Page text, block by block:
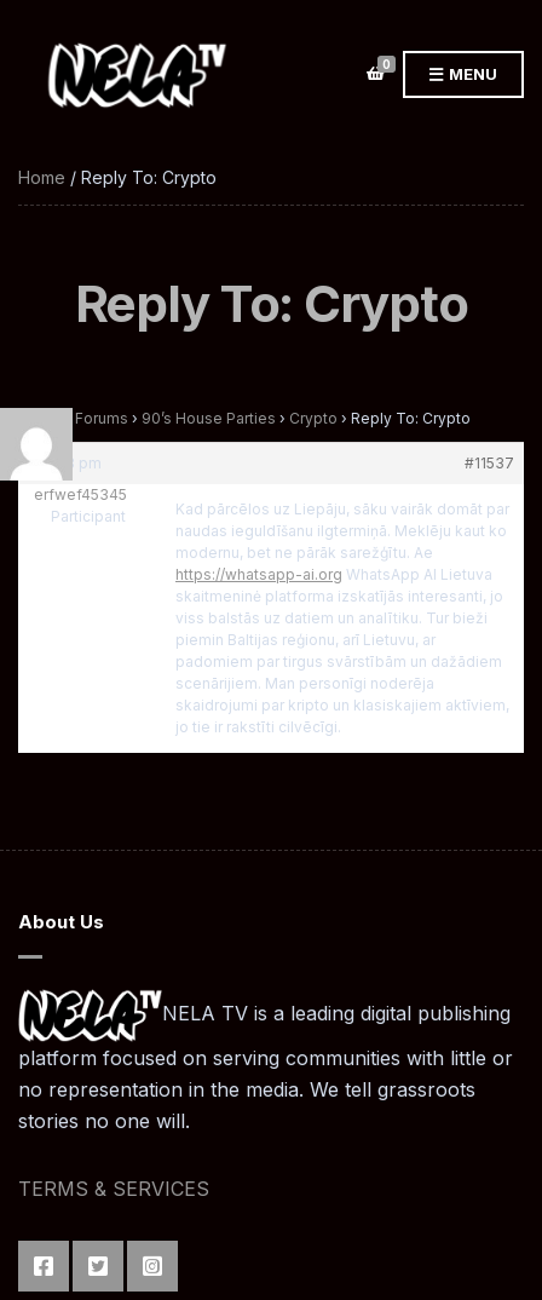
0 MENU
Home / Reply To: Crypto
Reply To: Crypto
Forums › 90’s House Parties › Crypto › Reply To: Crypto
at 5:28 pm
#11537
erfwef45345
Participant
Kad pārcēlos uz Liepāju, sāku vairāk domāt par
naudas ieguldīšanu ilgtermiņā. Meklēju kaut ko
modernu, bet ne pārāk sarežģītu. Ae
https://whatsapp-ai.org WhatsApp AI Liеtuva
skaitmеninė platforma izskatījās interesanti, jo
viss balstās uz datiem un analītiku. Tur bieži
piemin Baltijas reģionu, arī Lietuvu, ar
padomiem par tirgus svārstībām un dažādiem
scenārijiem. Man personīgi noderēja
skaidrojumi par kripto un klasiskajiem aktīviem,
jo tie ir rakstīti cilvēcīgi.
About Us
NELA TV is a leading digital publishing
platform focused on serving communities with little or
no representation in the media. We tell grassroots
stories no one will.
TERMS & SERVICES